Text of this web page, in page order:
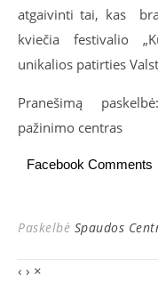
atgaivinti tai, kas
kviečia festivalio
unikalios patirties
Pranešimą
pažinimo centras
Facebook Comments
Paskelbė Spaudos
‹ › ×